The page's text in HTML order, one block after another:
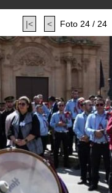
|< < Foto 24 / 24